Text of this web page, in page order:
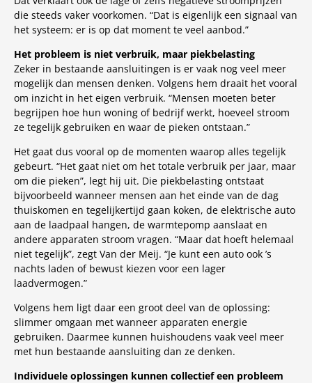
die steeds vaker voorkomen. “Dat is eigenlijk een signaal van
het systeem: er is op dat moment te veel aanbod.”
Het probleem is niet verbruik, maar piekbelasting
Zeker in bestaande aansluitingen is er vaak nog veel meer
mogelijk dan mensen denken. Volgens hem draait het vooral
om inzicht in het eigen verbruik. “Mensen moeten beter
begrijpen hoe hun woning of bedrijf werkt, hoeveel stroom
ze tegelijk gebruiken en waar de pieken ontstaan.”
Het gaat dus vooral op de momenten waarop alles tegelijk
gebeurt. “Het gaat niet om het totale verbruik per jaar, maar
om die pieken”, legt hij uit. Die piekbelasting ontstaat
bijvoorbeeld wanneer mensen aan het einde van de dag
thuiskomen en tegelijkertijd gaan koken, de elektrische auto
aan de laadpaal hangen, de warmtepomp aanslaat en
andere apparaten stroom vragen. “Maar dat hoeft helemaal
niet tegelijk”, zegt Van der Meij. “Je kunt een auto ook ’s
nachts laden of bewust kiezen voor een lager
laadvermogen.”
Volgens hem ligt daar een groot deel van de oplossing:
slimmer omgaan met wanneer apparaten energie
gebruiken. Daarmee kunnen huishoudens vaak veel meer
met hun bestaande aansluiting dan ze denken.
Individuele oplossingen kunnen collectief een probleem